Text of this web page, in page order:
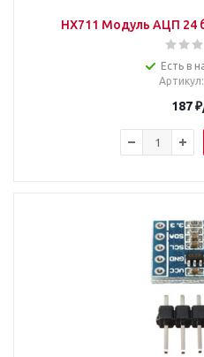
HX711 Модуль АЦП 24
Есть в
Артикул
187₽